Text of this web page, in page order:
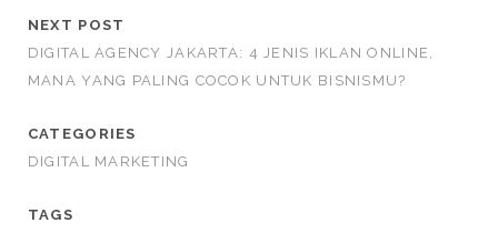
NEXT POST
DIGITAL AGENCY JAKARTA: 4 JENIS IKLAN ONLINE,
MANA YANG PALING COCOK UNTUK BISNISMU?
CATEGORIES
DIGITAL MARKETING
TAGS